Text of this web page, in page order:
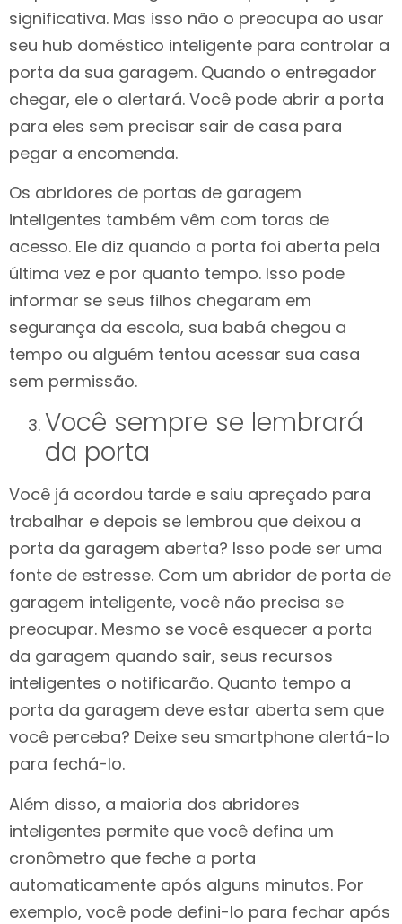
significativa. Mas isso não o preocupa ao usar
seu hub doméstico inteligente para controlar a
porta da sua garagem. Quando o entregador
chegar, ele o alertará. Você pode abrir a porta
para eles sem precisar sair de casa para
pegar a encomenda.
Os abridores de portas de garagem
inteligentes também vêm com toras de
acesso. Ele diz quando a porta foi aberta pela
última vez e por quanto tempo. Isso pode
informar se seus filhos chegaram em
segurança da escola, sua babá chegou a
tempo ou alguém tentou acessar sua casa
sem permissão.
Você sempre se lembrará
da porta
Você já acordou tarde e saiu apreçado para
trabalhar e depois se lembrou que deixou a
porta da garagem aberta? Isso pode ser uma
fonte de estresse. Com um abridor de porta de
garagem inteligente, você não precisa se
preocupar. Mesmo se você esquecer a porta
da garagem quando sair, seus recursos
inteligentes o notificarão. Quanto tempo a
porta da garagem deve estar aberta sem que
você perceba? Deixe seu smartphone alertá-lo
para fechá-lo.
Além disso, a maioria dos abridores
inteligentes permite que você defina um
cronômetro que feche a porta
automaticamente após alguns minutos. Por
exemplo, você pode defini-lo para fechar após